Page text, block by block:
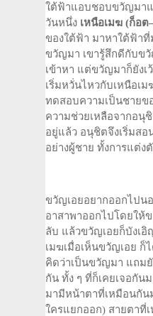
ใต้ฟ้าแอบชอบขวัญมา
วันหนึ่ง เหนือเมฆ (ก็อต
ของใต้ฟ้า มาหาใต้ฟ้า
ขวัญมา เขารู้สึกดีกับข
เข้าหา แต่ขวัญมาก็ยังเ
เริ่มหวั่นไหวกับเหนือเ
ทดสอบความเป็นชายข
ความช่วยเหลือจากอนุ
อยู่แล้ว อนุชิตจึงเริ่มส
อย่างผู้ชาย ทั้งการแต่ง
ขวัญเอยอยากออกไปน
อาสาพาออกไปโดยให้
ลับ แล้วขวัญเอยก็บังเอิ
เมฆเมื่อเห็นขวัญเอย ก็
คิดว่าเป็นขวัญมา แถม
กัน ทั้ง ๆ ที่ก็เคยเจอกั
มามีหน้าตาที่เหมือนกัน
ใครแยกออก) สายตาที่